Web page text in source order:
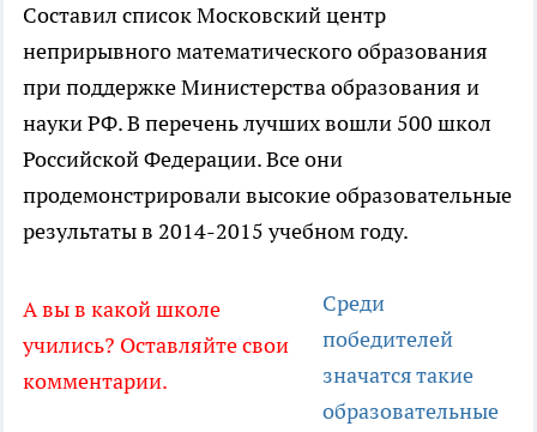
Составил список Московский центр
неприрывного математического образования
при поддержке Министерства образования и
науки РФ. В перечень лучших вошли 500 школ
Российской Федерации. Все они
продемонстрировали высокие образовательные
результаты в 2014-2015 учебном году.
А вы в какой школе
учились? Оставляйте свои
комментарии.
Среди
победителей
значатся такие
образовательные